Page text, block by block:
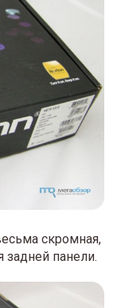
скромная,
задней панели.